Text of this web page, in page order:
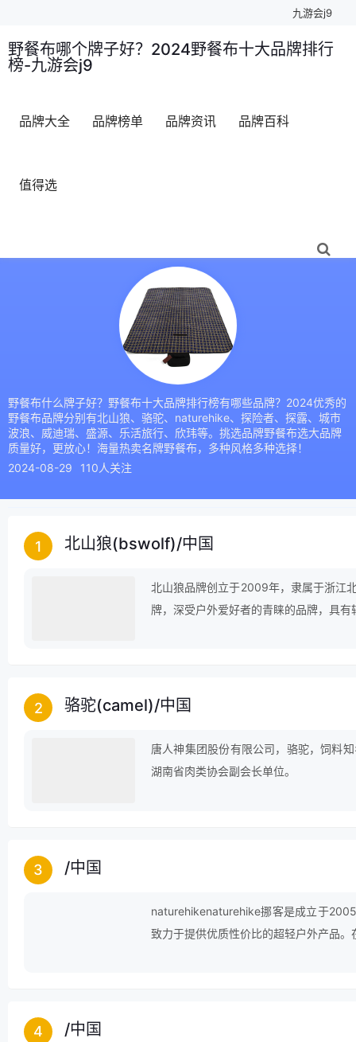
九游会j9
野餐布哪个牌子好？2024野餐布十大品牌排行
榜-九游会j9
品牌大全 品牌榜单 品牌资讯 品牌百科
值得选
野餐布什么牌子好？野餐布十大品牌排行榜有哪些品牌？2024优秀的
野餐布品牌分别有北山狼、骆驼、naturehike、探险者、探露、城市
波浪、威迪瑞、盛源、乐活旅行、欣玮等。挑选品牌野餐布选大品牌
质量好，更放心！海量热卖名牌野餐布，多种风格多种选择！
2024-08-29
110人关注
1 北山狼(bswolf)/中国
北山狼品牌创立于2009年，隶属于浙江
牌，深受户外爱好者的青睐的品牌，具
2 骆驼(camel)/中国
唐人神集团股份有限公司，骆驼，饲料
湖南省肉类协会副会长单位。
3 /中国
naturehikenaturehike挪客是成立于
致力于提供优质性价比的超轻户外产品
4 /中国